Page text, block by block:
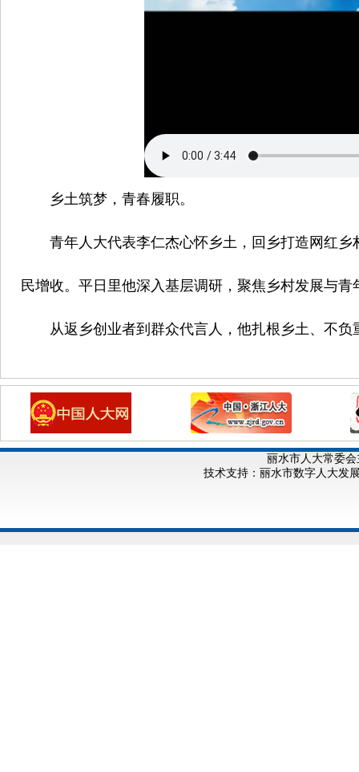
乡土筑梦，青春履职。
青年人大代表李仁杰心怀乡土，回乡打造网红
民增收。平日里他深入基层调研，聚焦乡村发展与青
从返乡创业者到群众代言人，他扎根乡土、不
丽水市人大常委会
技术支持：丽水市数字人大发